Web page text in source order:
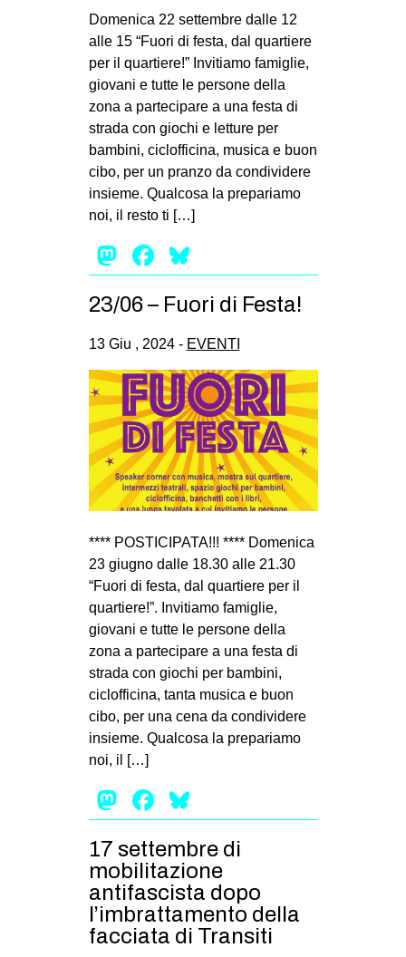
MOBILITAZIONI
SPAZI
SPORT POPOLARE
MOVIMENTI
AMBIENTE
ANTIFASCISMO
DIRITTO ALL’ABITARE
GENERI
MIGRAZIONI
PRECARIATO
REPRESSIONE
STUDENTI
CULTURE
ARTE
CINEMA
MANIFESTI
RECENSIONI
INTERNAZIONALE
AFRICA
AMERICHE
ESTREMO ORIENTE
EUROPA
EVENTI
in
Fb
tw
Domenica 22 settembre dalle 12
alle 15 “Fuori di festa, dal quartiere
per il quartiere!” Invitiamo famiglie,
giovani e tutte le persone della
zona a partecipare a una festa di
strada con giochi e letture per
bambini, ciclofficina, musica e buon
cibo, per un pranzo da condividere
insieme. Qualcosa la prepariamo
noi, il resto ti […]
Mastodon
Facebook
23/06 – Fuori di Festa!
13 Giu , 2024 - EVENTI
**** POSTICIPATA!!! **** Domenica
23 giugno dalle 18.30 alle 21.30
“Fuori di festa, dal quartiere per il
quartiere!”. Invitiamo famiglie,
giovani e tutte le persone della
zona a partecipare a una festa di
strada con giochi per bambini,
ciclofficina, tanta musica e buon
cibo, per una cena da condividere
insieme. Qualcosa la prepariamo
noi, il […]
Mastodon
Facebook
17 settembre di
mobilitazione
antifascista dopo
l’imbrattamento della
facciata di Transiti